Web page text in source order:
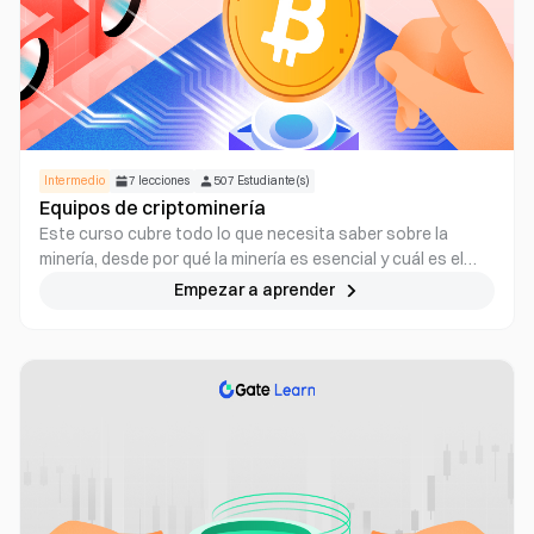
Intermedio 7 lecciones 507 Estudiante(s)
Equipos de criptominería
Este curso cubre todo lo que necesita saber sobre la
minería, desde por qué la minería es esencial y cuál es el
equipo de minería más útil para el futuro de la criptominería.
Empezar a aprender